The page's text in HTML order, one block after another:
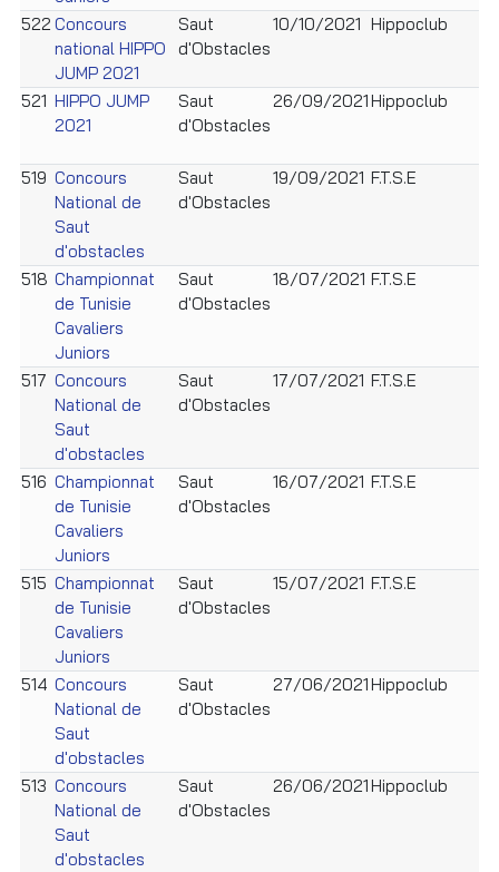
522 Concours
national HIPPO
JUMP 2021
Saut
d'Obstacles
10/10/2021 Hippoclub
521 HIPPO JUMP
2021
Saut
d'Obstacles
26/09/2021Hippoclub
519 Concours
National de
Saut
d'obstacles
Saut
d'Obstacles
19/09/2021 F.T.S.E
518 Championnat
de Tunisie
Cavaliers
Juniors
Saut
d'Obstacles
18/07/2021 F.T.S.E
517 Concours
National de
Saut
d'obstacles
Saut
d'Obstacles
17/07/2021 F.T.S.E
516 Championnat
de Tunisie
Cavaliers
Juniors
Saut
d'Obstacles
16/07/2021 F.T.S.E
515 Championnat
de Tunisie
Cavaliers
Juniors
Saut
d'Obstacles
15/07/2021 F.T.S.E
514 Concours
National de
Saut
d'obstacles
Saut
d'Obstacles
27/06/2021Hippoclub
513 Concours
National de
Saut
d'obstacles
Saut
d'Obstacles
26/06/2021Hippoclub